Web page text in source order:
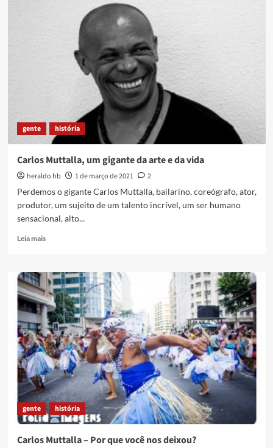
gente história
Carlos Muttalla, um gigante da arte e da vida
heraldo hb 1 de março de 2021
2
Perdemos o gigante Carlos Muttalla, bailarino, coreógrafo, ator,
produtor, um sujeito de um talento incrível, um ser humano
sensacional, alto...
Leia maisRead
Carlos
Muttalla,
um
gigante
da
arte
e
da
vida
gente história
Carlos Muttalla – Por que você nos deixou?